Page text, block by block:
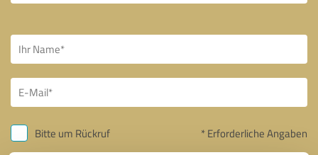
Bitte um Rückruf * Erforderliche Angaben